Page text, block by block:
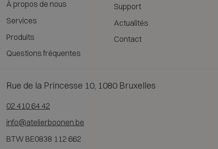
À propos de nous
Services
Produits
Questions fréquentes
Support
Actualités
Contact
Rue de la Princesse 10, 1080 Bruxelles
02 410 64 42
info@atelierboonen.be
BTW BE0838 112 662